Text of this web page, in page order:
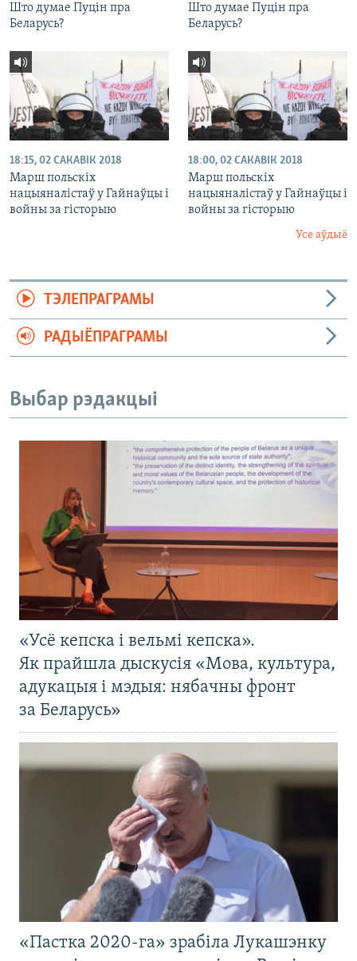
Што думае Пуцін пра
Беларусь?
Што думае Пуцін пра
Беларусь?
18:15, 02 САКАВІК 2018
Марш польскіх
нацыяналістаў у Гайнаўцы і
войны за гісторыю
18:00, 02 САКАВІК 2018
Марш польскіх
нацыяналістаў у Гайнаўцы і
войны за гісторыю
Усе аўдыё
ТЭЛЕПРАГРАМЫ
РАДЫЁПРАГРАМЫ
Выбар рэдакцыі
«Усё кепска і вельмі кепска».
Як прайшла дыскусія «Мова, культура,
адукацыя і мэдыя: нябачны фронт
за Беларусь»
«Пастка 2020-га» зрабіла Лукашэнку